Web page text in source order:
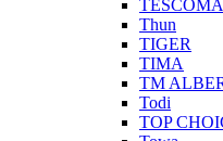
TESCOMA
Thun
TIGER
TIMA
TM
Todi
TOP